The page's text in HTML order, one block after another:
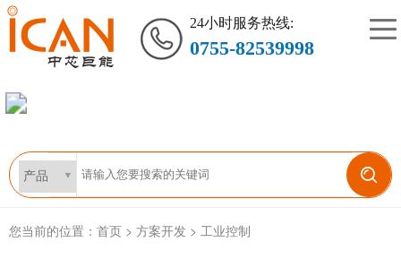
24小时服务热线:
0755-82539998
您当前的位置： 首页 > 方案开发 > 工业控制